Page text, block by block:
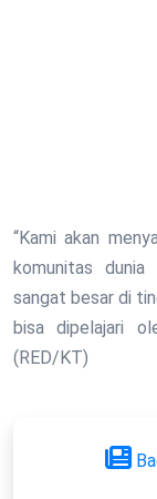
“Kami akan
komunitas dunia
sangat besar di
bisa dipelajari
(RED/KT)